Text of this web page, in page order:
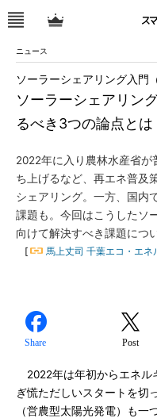
ニュース
ソーラーシェアリン
るべき3つの論点とは
ソーラーシェアリング入門
2022年に入り農林水産省
ち上げるなど、再エネ普及
シェアリング。一方、国内
課題も。今回はこうしたソ
向けて解決すべき課題につ
[ 馬上丈司 千葉エコ・エ
Share Post
2022年は年初からエネル
ぎ慌ただしいスタートを切
（営農型太陽光発電）も一